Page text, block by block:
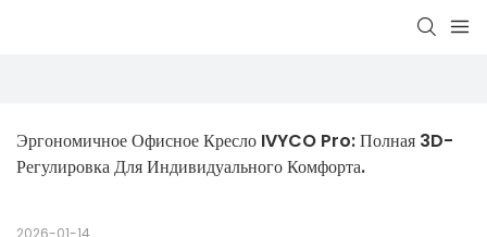
Эргономичное Офисное Кресло IVYCO Pro: Полная 3D-
Регулировка Для Индивидуального Комфорта.